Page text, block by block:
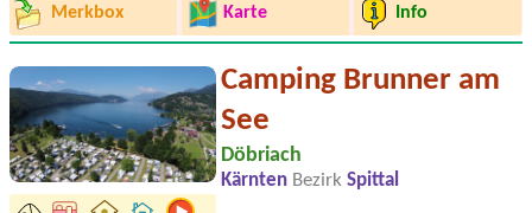
Merkbox Karte Info
Camping Brunner am
See
Döbriach
Kärnten Bezirk Spittal